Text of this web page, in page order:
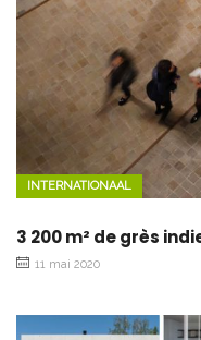
INTERNATIONAAL
3 200 m² de grès
11 mai 2020